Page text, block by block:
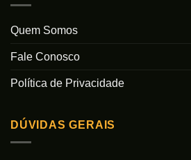
Quem Somos
Fale Conosco
Política de Privacidade
DÚVIDAS GERAIS